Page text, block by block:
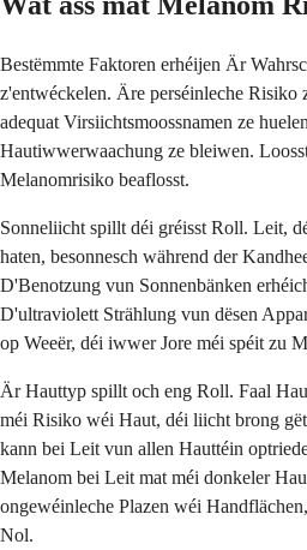
Bestëmmte Faktoren erhéijen Är
z'entwéckelen. Äre perséinleche Risiko
adequat Virsiichtsmoossnamen ze
Hautiwwerwaachung ze bleiwen.
Melanomrisiko beaflosst.
Sonneliicht spillt déi gréisst Roll. Leit,
haten, besonnesch während der
D'Benotzung vun Sonnenbänken
D'ultraviolett Strählung vun dësen
op Weeër, déi iwwer Jore méi spéit zu
Är Hauttyp spillt och eng Roll. Faal
méi Risiko wéi Haut, déi liicht brong
kann bei Leit vun allen Hauttéin
Melanom bei Leit mat méi donkeler
ongewéinleche Plazen wéi
Nol.